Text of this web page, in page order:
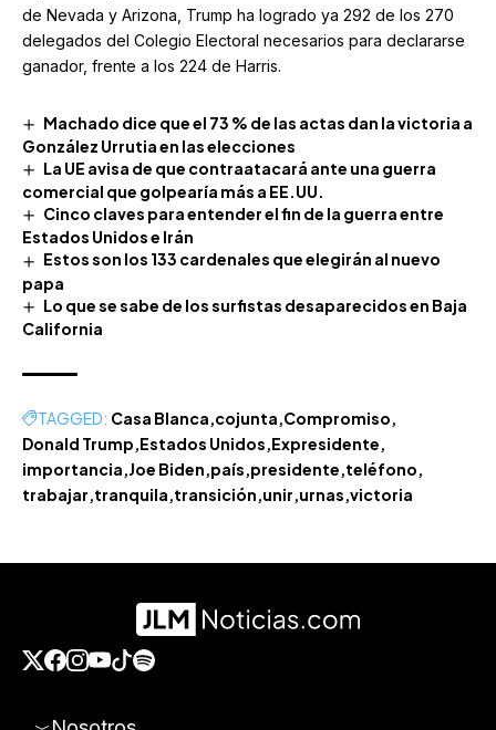
de Nevada y Arizona, Trump ha logrado ya 292 de los 270
delegados del Colegio Electoral necesarios para declararse
ganador, frente a los 224 de Harris.
Machado dice que el 73 % de las actas dan la victoria a
González Urrutia en las elecciones
La UE avisa de que contraatacará ante una guerra
comercial que golpearía más a EE.UU.
Cinco claves para entender el fin de la guerra entre
Estados Unidos e Irán
Estos son los 133 cardenales que elegirán al nuevo
papa
Lo que se sabe de los surfistas desaparecidos en Baja
California
TAGGED: Casa Blanca cojunta Compromiso
Donald Trump Estados Unidos Expresidente
importancia Joe Biden país presidente teléfono
trabajar tranquila transición unir urnas victoria